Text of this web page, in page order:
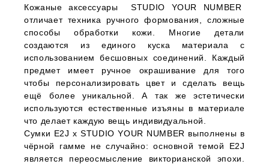
Кожаные аксессуары STUDIO YOUR NUMBER
отличает техника ручного формования, сложные
способы обработки кожи. Многие детали
создаются из единого куска материала с
использованием бесшовных соединений. Каждый
предмет имеет ручное окрашивание для того
чтобы персонализировать цвет и сделать вещь
ещё более уникальной. А так же эстетически
используются естественные изъяны в материале
что делает каждую вещь индивидуальной.
Сумки E2J х STUDIO YOUR NUMBER выполнены в
чёрной гамме не случайно: основной темой E2J
является переосмысление викторианской эпохи.